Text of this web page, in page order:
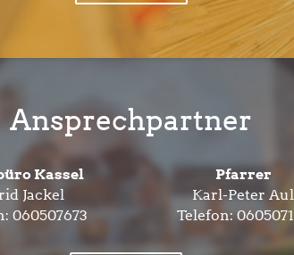
Ansprechpartner
Kassel
Jackel
060507673
Pfarrer
Karl-Peter Aul
Telefon: